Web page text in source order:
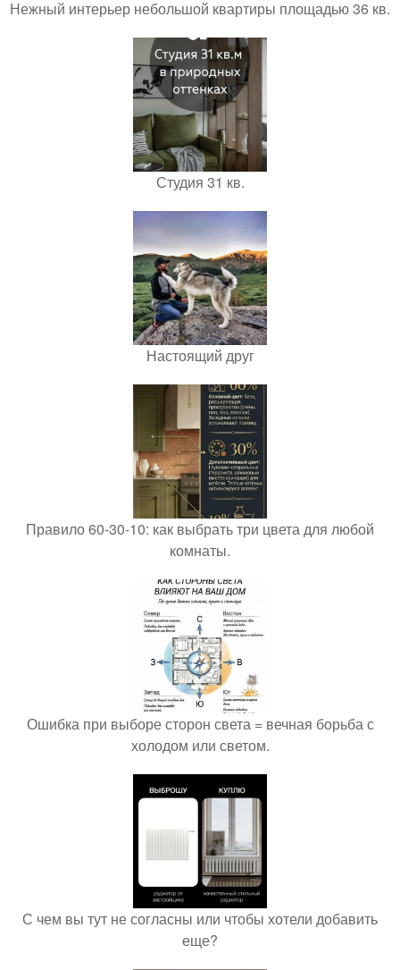
Нежный интерьер небольшой квартиры площадью 36 кв.
Студия 31 кв.
Настоящий друг
Правило 60-30-10: как выбрать три цвета для любой
комнаты.
Ошибка при выборе сторон света = вечная борьба с
холодом или светом.
С чем вы тут не согласны или чтобы хотели добавить
еще?